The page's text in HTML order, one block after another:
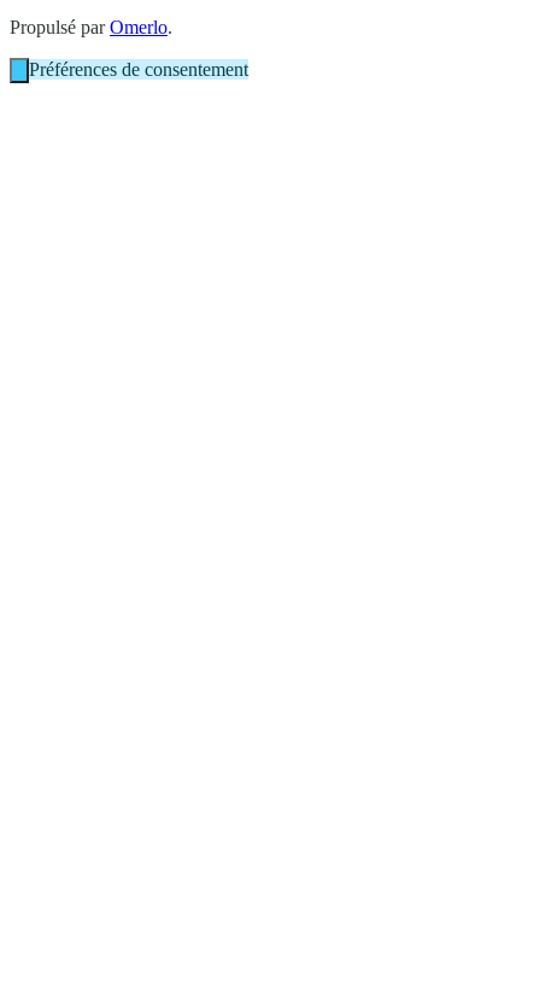
Propulsé parOmerlo.
Préférences de consentement